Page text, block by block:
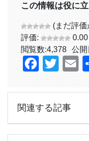
この情報は役に
(まだ評
評価:
0.00
閲覧数:4,378 公開
関連する記事